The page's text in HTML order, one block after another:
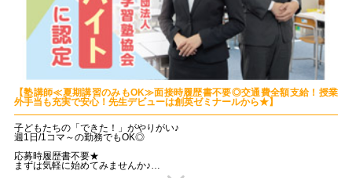
【塾講師≪夏期講習のみもOK≫面接時履歴書不要◎交通費全額支給！授業
外手当も充実で安心！先生デビューは創英ゼミナールから★】
子どもたちの「できた！」がやりがい♪
週1日/1コマ～の勤務でもOK◎
応募時履歴書不要★
まずは気軽に始めてみませんか♪